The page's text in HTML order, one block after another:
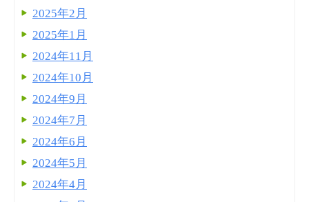
2025年2月
2025年1月
2024年11月
2024年10月
2024年9月
2024年7月
2024年6月
2024年5月
2024年4月